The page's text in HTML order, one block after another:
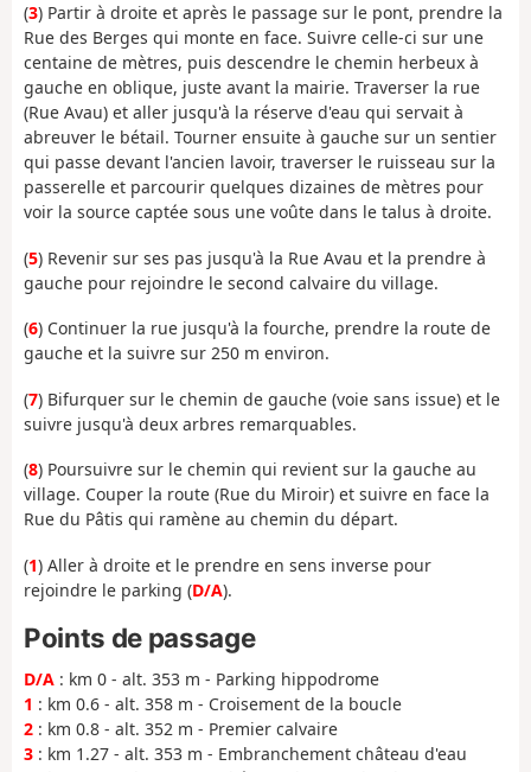
(3) Partir à droite et après le passage sur le pont, prendre la
Rue des Berges qui monte en face. Suivre celle-ci sur une
centaine de mètres, puis descendre le chemin herbeux à
gauche en oblique, juste avant la mairie. Traverser la rue
(Rue Avau) et aller jusqu'à la réserve d'eau qui servait à
abreuver le bétail. Tourner ensuite à gauche sur un sentier
qui passe devant l'ancien lavoir, traverser le ruisseau sur la
passerelle et parcourir quelques dizaines de mètres pour
voir la source captée sous une voûte dans le talus à droite.
(5) Revenir sur ses pas jusqu'à la Rue Avau et la prendre à
gauche pour rejoindre le second calvaire du village.
(6) Continuer la rue jusqu'à la fourche, prendre la route de
gauche et la suivre sur 250 m environ.
(7) Bifurquer sur le chemin de gauche (voie sans issue) et le
suivre jusqu'à deux arbres remarquables.
(8) Poursuivre sur le chemin qui revient sur la gauche au
village. Couper la route (Rue du Miroir) et suivre en face la
Rue du Pâtis qui ramène au chemin du départ.
(1) Aller à droite et le prendre en sens inverse pour
rejoindre le parking (D/A).
Points de passage
D/A : km 0 - alt. 353 m - Parking hippodrome
1 : km 0.6 - alt. 358 m - Croisement de la boucle
2 : km 0.8 - alt. 352 m - Premier calvaire
3 : km 1.27 - alt. 353 m - Embranchement château d'eau